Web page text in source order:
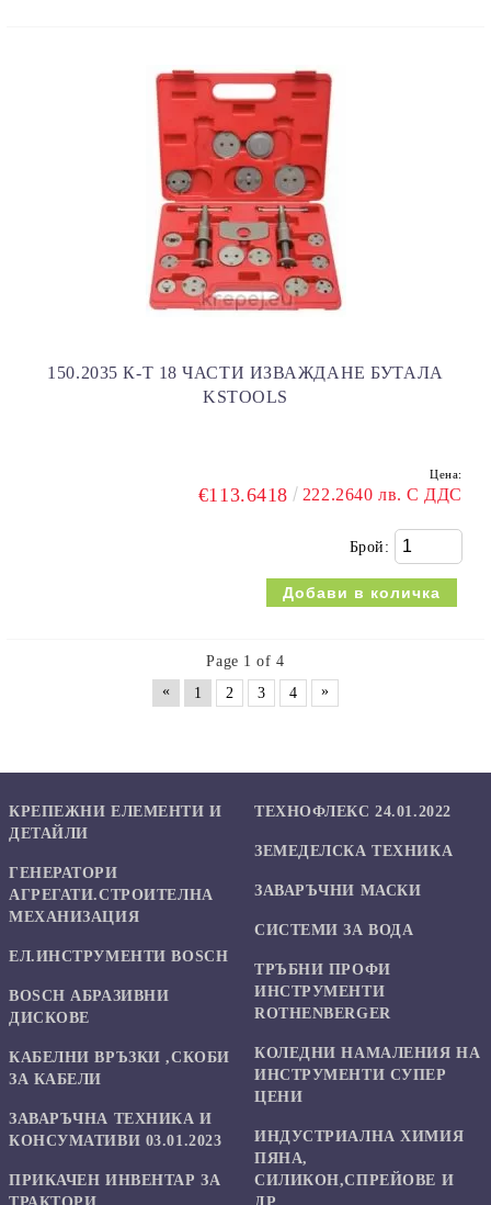
150.2035 К-Т 18 ЧАСТИ ИЗВАЖДАНЕ БУТАЛА
KSTOOLS
Цена:
€113.6418 222.2640 лв. С ДДС
Брой:
Page 1 of 4
«
1 2 3 4 »
КРЕПЕЖНИ ЕЛЕМЕНТИ И
ДЕТАЙЛИ
ГЕНЕРАТОРИ
АГРЕГАТИ.СТРОИТЕЛНА
МЕХАНИЗАЦИЯ
ЕЛ.ИНСТРУМЕНТИ BOSCH
BOSCH АБРАЗИВНИ
ДИСКОВЕ
КАБЕЛНИ ВРЪЗКИ ,СКОБИ
ЗА КАБЕЛИ
ЗАВАРЪЧНА ТЕХНИКА И
КОНСУМАТИВИ 03.01.2023
ПРИКАЧЕН ИНВЕНТАР ЗА
ТЕХНОФЛЕКС 24.01.2022
ЗЕМЕДЕЛСКА ТЕХНИКА
ЗАВАРЪЧНИ МАСКИ
СИСТЕМИ ЗА ВОДА
ТРЪБНИ ПРОФИ
ИНСТРУМЕНТИ
ROTHENBERGER
КОЛЕДНИ НАМАЛЕНИЯ НА
ИНСТРУМЕНТИ СУПЕР
ЦЕНИ
ИНДУСТРИАЛНА ХИМИЯ
ПЯНА,
СИЛИКОН,СПРЕЙОВЕ И